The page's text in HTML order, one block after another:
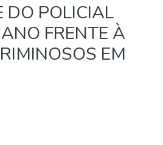
DO POLICIAL
FRENTE À
EM